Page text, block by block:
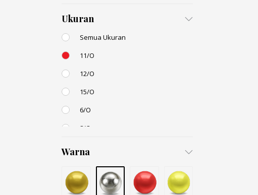
Ukuran
Semua Ukuran
11/O
12/O
15/O
6/O
8/O
6mm
Warna